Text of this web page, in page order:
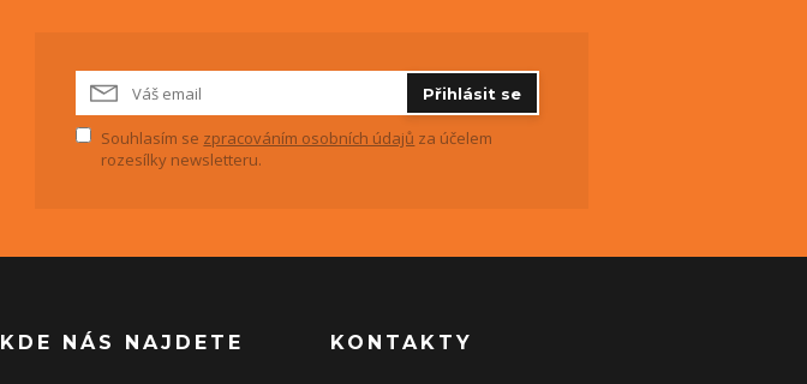
Přihlásit se
Souhlasím se zpracováním osobních údajů za účelem
rozesílky newsletteru.
KDE NÁS NAJDETE KONTAKTY